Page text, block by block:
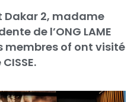
Dakar 2, madame
de l’ONG LAME
membres of ont visité